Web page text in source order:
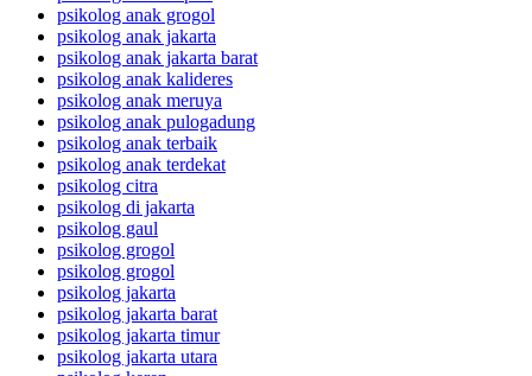
psikolog anak grogol
psikolog anak jakarta
psikolog anak jakarta barat
psikolog anak kalideres
psikolog anak meruya
psikolog anak pulogadung
psikolog anak terbaik
psikolog anak terdekat
psikolog citra
psikolog di jakarta
psikolog gaul
psikolog grogol
psikolog grogol
psikolog jakarta
psikolog jakarta barat
psikolog jakarta timur
psikolog jakarta utara